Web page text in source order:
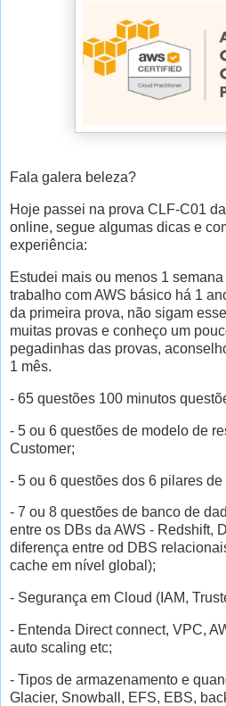
Fala galera beleza?
Hoje passei na prova CLF-C01
online, segue algumas dicas e
experiência:
Estudei mais ou menos 1
trabalho com AWS básico há 1
da primeira prova, não sigam
muitas provas e conheço um
pegadinhas das provas,
1 mês.
- 65 questões 100 minutos
- 5 ou 6 questões de modelo de
Customer;
- 5 ou 6 questões dos 6 pilares de
- 7 ou 8 questões de banco de
entre os DBs da AWS - Redshift,
diferença entre od DBS
cache em nível global);
- Segurança em Cloud (IAM,
- Entenda Direct connect, VPC,
auto scaling etc;
- Tipos de armazenamento e
Glacier, Snowball, EFS, EBS,